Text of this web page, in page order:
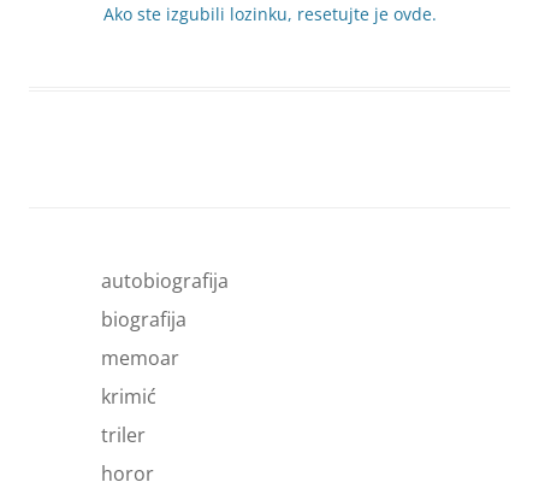
Ako ste izgubili lozinku, resetujte je ovde.
autobiografija
biografija
memoar
krimić
triler
horor